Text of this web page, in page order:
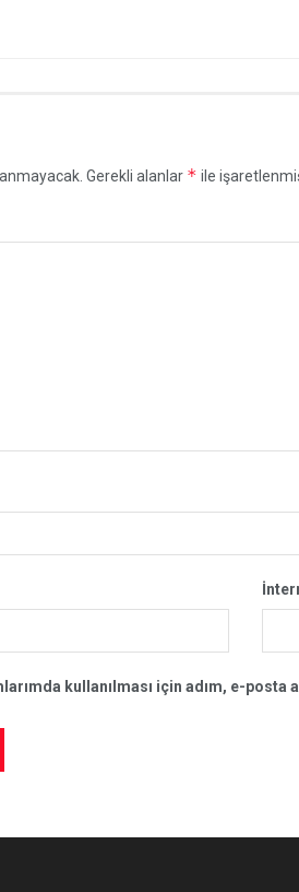
Gerekli alanlar * ile
kullanılması için adım, e-